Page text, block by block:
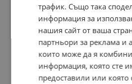
трафик. Също така
информация за
нашия сайт от ваша
партньори за реклама и
които може да я
информация, която сте
предоставили или която